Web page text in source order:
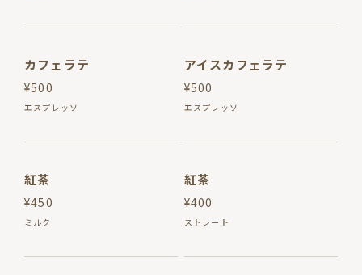
カフェラテ
¥500
エスプレッソ
アイスカフェラテ
¥500
エスプレッソ
紅茶
¥450
ミルク
紅茶
¥400
ストレート